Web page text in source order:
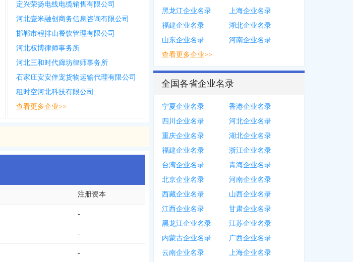
定兴荣扬电线电缆销售有限公司
河北壹米融创商务信息咨询有限公司
邯郸市程排山餐饮管理有限公司
河北权博律师事务所
河北三和时代廊坊律师事务所
石家庄安安伴宠货物运输代理有限公司
租时空河北科技有限公司
查看更多企业>>
注册资本
-
-
-
黑龙江企业名录
上海企业名录
福建企业名录
湖北企业名录
山东企业名录
河南企业名录
查看更多企业>>
全国各省企业名录
宁夏企业名录
香港企业名录
四川企业名录
河北企业名录
重庆企业名录
湖北企业名录
福建企业名录
浙江企业名录
台湾企业名录
青海企业名录
北京企业名录
河南企业名录
西藏企业名录
山西企业名录
江西企业名录
甘肃企业名录
黑龙江企业名录
江苏企业名录
内蒙古企业名录
广西企业名录
云南企业名录
上海企业名录